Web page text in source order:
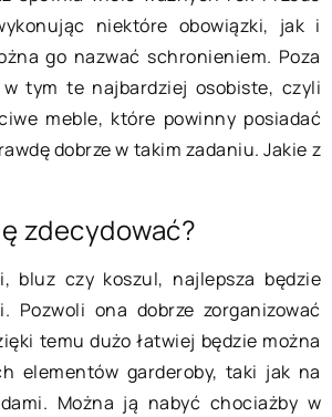
niektóre obowiązki, jak i
go nazwać schronieniem. Poza
tym te najbardziej osobiste, czyli
meble, które powinny posiadać
dobrze w takim zadaniu. Jakie z
zdecydować?
bluz czy koszul, najlepsza będzie
Pozwoli ona dobrze zorganizować
temu dużo łatwiej będzie można
elementów garderoby, taki jak na
Można ją nabyć chociażby w
Franczyza – świetny pomysł na
biznes
Rozpoczynanie biznesu od
to trudne zadanie. Większość
nowopowstałych firm bankrutuje w